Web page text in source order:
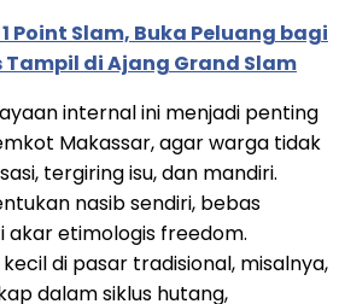
Point Slam, Buka Peluang bagi
di Ajang Grand Slam
internal ini menjadi penting
Makassar, agar warga tidak
tergiring isu, dan mandiri.
nasib sendiri, bebas
akar etimologis freedom.
di pasar tradisional, misalnya,
dalam siklus hutang,